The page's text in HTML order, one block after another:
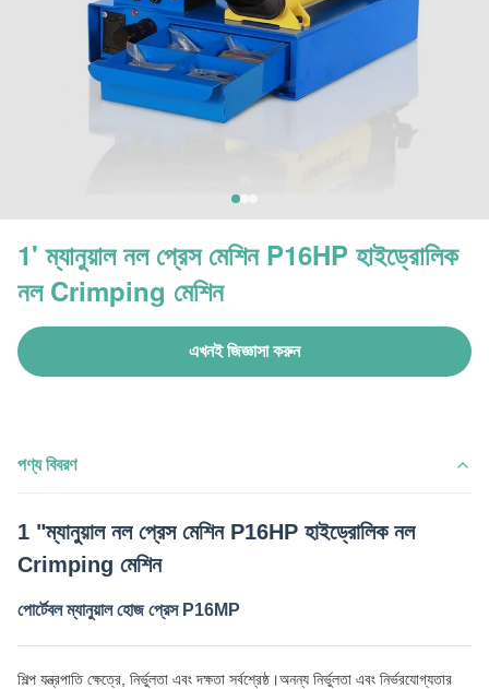
1' ম্যানুয়াল নল প্রেস মেশিন P16HP হাইড্রোলিক
নল Crimping মেশিন
এখনই জিজ্ঞাসা করুন
পণ্য বিবরণ
1 "ম্যানুয়াল নল প্রেস মেশিন P16HP হাইড্রোলিক নল
Crimping মেশিন
পোর্টেবল ম্যানুয়াল হোজ প্রেস P16MP
শিল্প যন্ত্রপাতি ক্ষেত্রে, নির্ভুলতা এবং দক্ষতা সর্বশ্রেষ্ঠ।অনন্য নির্ভুলতা এবং নির্ভরযোগ্যতার